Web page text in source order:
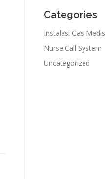
Categories
Instalasi Gas Medis
Nurse Call System
Uncategorized